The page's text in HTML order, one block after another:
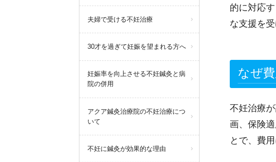
的に対応
な支援を
なぜ
不妊治療
画、保険
とで、費
夫婦で受ける不妊治療
30才を過ぎて妊娠を望まれる方へ
妊娠率を向上させる不妊鍼灸と病
院の併用
アクア鍼灸治療院の不妊治療につ
いて
不妊に鍼灸が効果的な理由